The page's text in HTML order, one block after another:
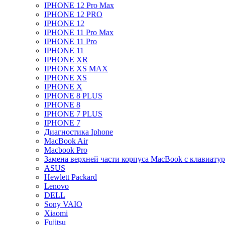
IPHONE 12 Pro Max
IPHONE 12 PRO
IPHONE 12
IPHONE 11 Pro Max
IPHONE 11 Pro
IPHONE 11
IPHONE XR
IPHONE XS MAX
IPHONE XS
IPHONE X
IPHONE 8 PLUS
IPHONE 8
IPHONE 7 PLUS
IPHONE 7
Диагностика Iphone
MacBook Air
Macbook Pro
Замена верхней части корпуса MacBook с
ASUS
Hewlett Packard
Lenovo
DELL
Sony VAIO
Xiaomi
Fujitsu